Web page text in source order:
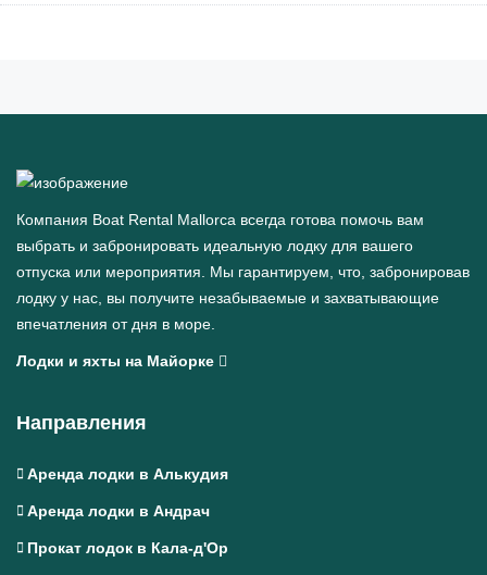
Компания Boat Rental Mallorca всегда готова помочь вам
выбрать и забронировать идеальную лодку для вашего
отпуска или мероприятия. Мы гарантируем, что, забронировав
лодку у нас, вы получите незабываемые и захватывающие
впечатления от дня в море.
Лодки и яхты на Майорке
Направления
Аренда лодки в Алькудия
Аренда лодки в Андрач
Прокат лодок в Кала-д'Ор